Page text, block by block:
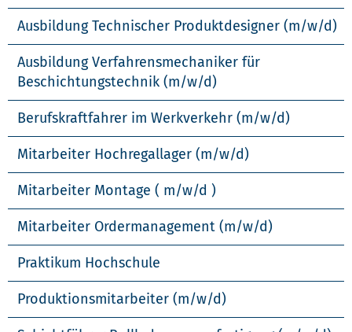
Ausbildung Technischer Produktdesigner (m/w/d)
Ausbildung Verfahrensmechaniker für
Beschichtungstechnik (m/w/d)
Berufskraftfahrer im Werkverkehr (m/w/d)
Mitarbeiter Hochregallager (m/w/d)
Mitarbeiter Montage ( m/w/d )
Mitarbeiter Ordermanagement (m/w/d)
Praktikum Hochschule
Produktionsmitarbeiter (m/w/d)